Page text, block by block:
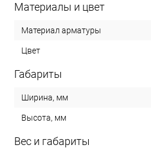
Материалы и цвет
Материал арматуры
Цвет
Габариты
Ширина, мм
Высота, мм
Вес и габариты